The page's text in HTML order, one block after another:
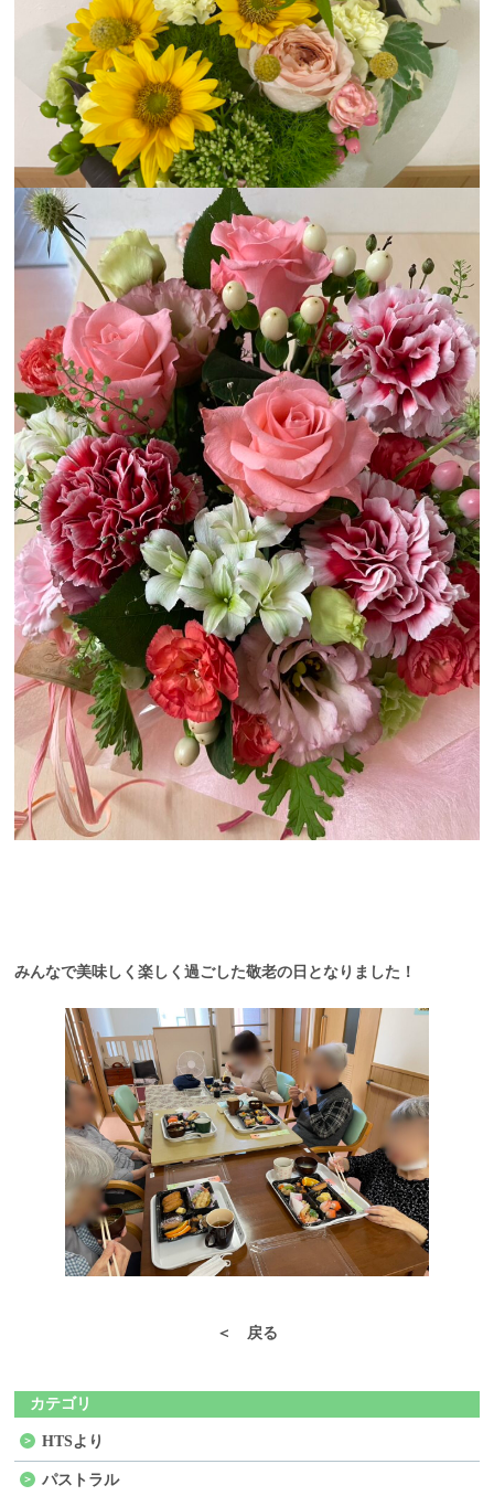
みんなで美味しく楽しく過ごした敬老の日となりました！
＜ 戻る
カテゴリ
HTSより
パストラル